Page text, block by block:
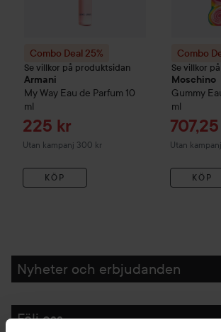
Combo Deal 25%
Se villkor på produktsidan
Armani
My Way Eau de Parfum 10
ml
Reapris
225 kr
Utan kampanj 300 kr
KÖP
Combo
Se villkor
Moschino
Gummy
ml
Utan
KÖP
Nyheter och erbjudanden
Följ oss